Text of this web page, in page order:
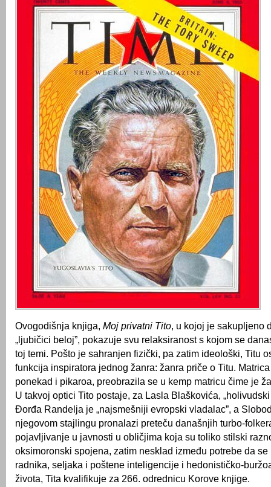
Ovogodišnja knjiga, Moj privatni Tito, u kojoj je sakupljeno
„ljubičici beloj”, pokazuje svu relaksiranost s kojom se
toj temi. Pošto je sahranjen fizički, pa zatim ideološki, Titu
funkcija inspiratora jednog žanra: žanra priče o Titu.
ponekad i pikaroa, preobrazila se u kemp matricu čime je
U takvoj optici Tito postaje, za Lasla Blaškovića,
Đorđa Randelja je „najsmešniji evropski vladalac”, a
njegovom stajlingu pronalazi preteču današnjih turbo-
pojavljivanje u javnosti u obličjima koja su toliko stilski
oksimoronski spojena, zatim nesklad između potrebe da se
radnika, seljaka i poštene inteligencije i hedonističko-
života, Tita kvalifikuje za 266. odrednicu Korove knjige.